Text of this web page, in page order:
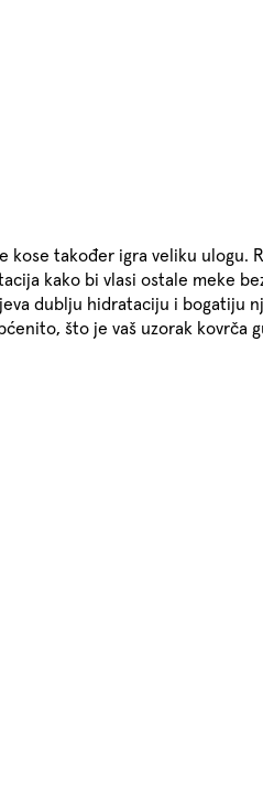
kose također igra veliku ulogu.
kako bi vlasi ostale meke
dublju hidrataciju i bogatiju
što je vaš uzorak kovrča